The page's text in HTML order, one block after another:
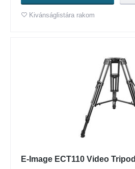
Kivánságlistára rakom
E-Image ECT110 Video Tripod